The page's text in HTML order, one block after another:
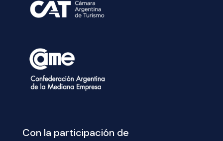
Con la participación de